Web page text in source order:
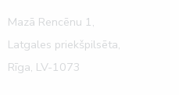
Mazā Rencēnu 1,
Latgales priekšpilsēta,
Rīga, LV-1073